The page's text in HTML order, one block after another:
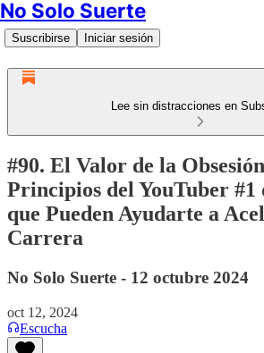
No Solo Suerte
Suscribirse Iniciar sesión
Lee sin distracciones en
#90. El Valor de la
Principios del YouTuber #1
que Pueden Ayudarte a
Carrera
No Solo Suerte - 12 octubre 2024
oct 12, 2024
Escucha